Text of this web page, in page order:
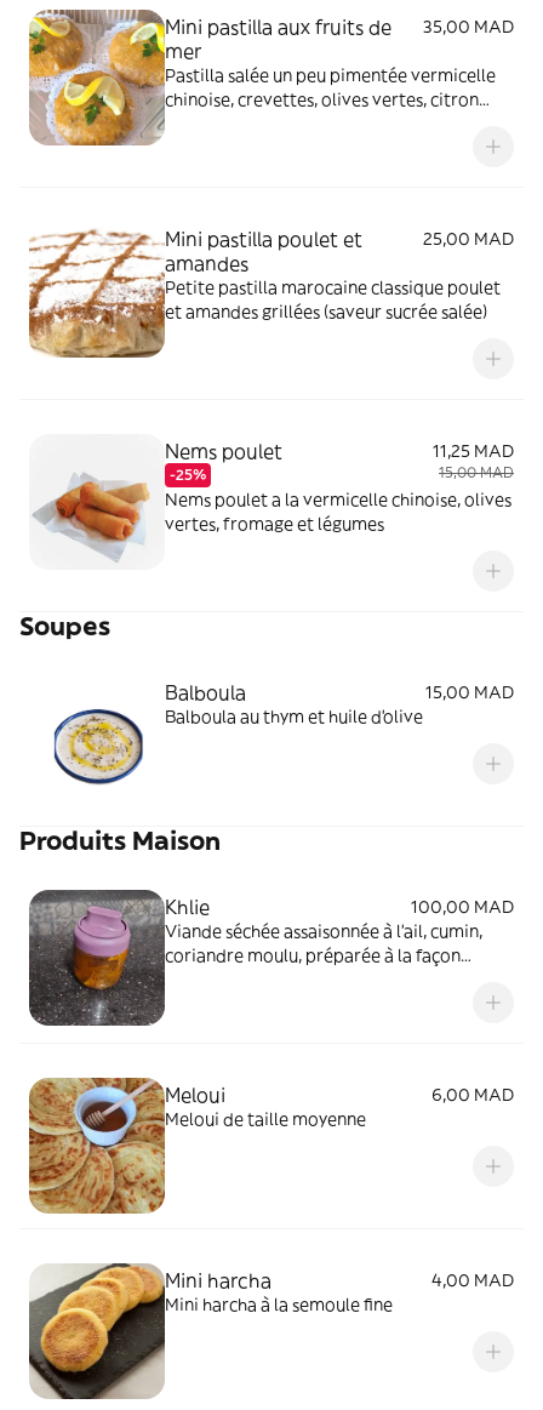
Mini pastilla aux fruits de
mer
35,00 MAD
Pastilla salée un peu pimentée vermicelle
chinoise, crevettes, olives vertes, citron
Mini pastilla poulet et
amandes
25,00 MAD
Petite pastilla marocaine classique poulet
et amandes grillées (saveur sucrée salée)
Nems poulet
-25%
11,25 MAD
15,00 MAD
Nems poulet a la vermicelle chinoise, olives
vertes, fromage et légumes
Soupes
Balboula
15,00 MAD
Balboula au thym et huile d'olive
Produits Maison
Khlie
100,00 MAD
Viande séchée assaisonnée à l'ail, cumin,
coriandre moulu, préparée à la façon
acheté et revendu) d'une manière saine sans
congélateur (volume 400 g)
Meloui
6,00 MAD
Meloui de taille moyenne
Mini harcha
4,00 MAD
Mini harcha à la semoule fine